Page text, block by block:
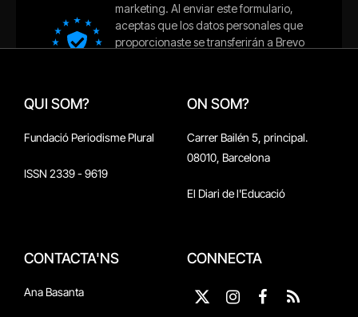
QUI SOM?
Fundació Periodisme Plural
ISSN 2339 - 9619
ON SOM?
Carrer Bailén 5, principal.
08010, Barcelona
El Diari de l'Educació
CONTACTA'NS
Ana Basanta
CONNECTA
X
Instagram
Facebook
RSS